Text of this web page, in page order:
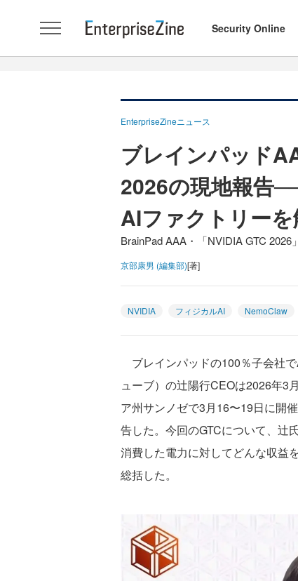
Security Online
EnterpriseZineニュース
ブレインパッド
2026の現地報告
AIファクトリー
BrainPad AAA・「NVIDIA GTC 2026
京部康男 (編集部)[著]
NVIDIA フィジカルAI NemoClaw
ブレインパッドの100％子会社
ューブ）の辻陽行CEOは2026年3
ア州サンノゼで3月16〜19日に開
告した。今回のGTCについて、辻
消費した電力に対してどんな収益
総括した。